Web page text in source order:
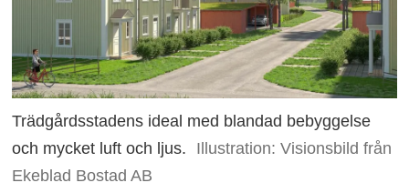
Trädgårdsstadens ideal med blandad bebyggelse
och mycket luft och ljus.
Illustration: Visionsbild från
Ekeblad Bostad AB